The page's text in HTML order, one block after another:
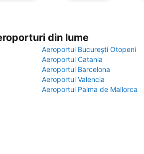
din lume
Aeroportul București Otopeni
Aeroportul Catania
Aeroportul Barcelona
Aeroportul Valencia
Aeroportul Palma de Mallorca